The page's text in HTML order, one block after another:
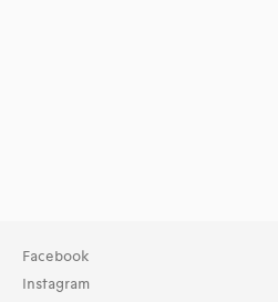
Facebook
Instagram